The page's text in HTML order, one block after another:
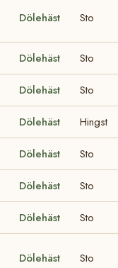
Dölehäst Sto
Dölehäst Sto
Dölehäst Sto
Dölehäst Hingst
Dölehäst Sto
Dölehäst Sto
Dölehäst Sto
Dölehäst Sto